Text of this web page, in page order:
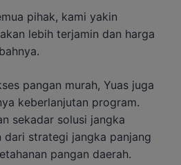
pihak, kami yakin
lebih terjamin dan harga
pangan murah, Yuas juga
keberlanjutan program.
sekadar solusi jangka
strategi jangka panjang
pangan daerah.